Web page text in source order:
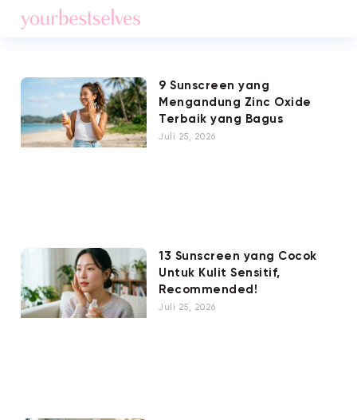
9 Sunscreen yang
Mengandung Zinc Oxide
Terbaik yang Bagus
Juli 25, 2026
13 Sunscreen yang Cocok
Untuk Kulit Sensitif,
Recommended!
Juli 25, 2026